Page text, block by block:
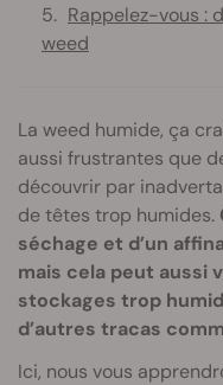
Rappelez-vous :
weed
La weed humide, ça
aussi frustrantes que
découvrir par
de têtes trop humides.
séchage et d’un
mais cela peut aussi
stockages trop
d’autres tracas
Ici, nous vous